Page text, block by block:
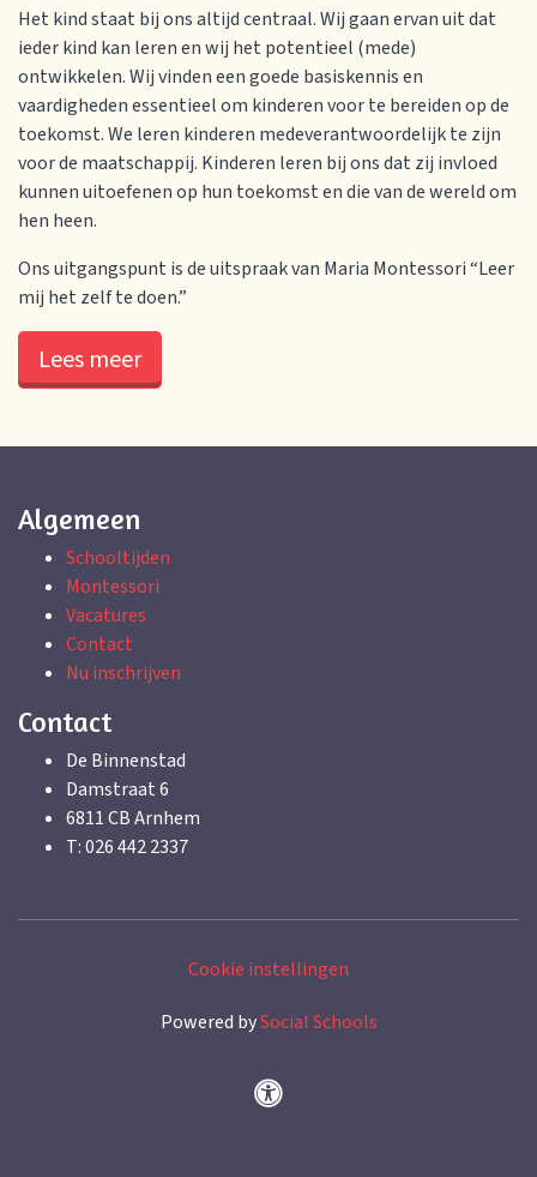
Het kind staat bij ons altijd centraal. Wij gaan ervan uit dat
ieder kind kan leren en wij het potentieel (mede)
ontwikkelen. Wij vinden een goede basiskennis en
vaardigheden essentieel om kinderen voor te bereiden op de
toekomst. We leren kinderen medeverantwoordelijk te zijn
voor de maatschappij. Kinderen leren bij ons dat zij invloed
kunnen uitoefenen op hun toekomst en die van de wereld om
hen heen.
Ons uitgangspunt is de uitspraak van Maria Montessori “Leer
mij het zelf te doen.”
Lees meer
Algemeen
Schooltijden
Montessori
Vacatures
Contact
Nu inschrijven
Contact
De Binnenstad
Damstraat 6
6811 CB Arnhem
T: 026 442 2337
Cookie instellingen
Powered bySocial Schools